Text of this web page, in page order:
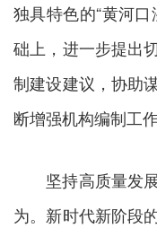
独具特色的“黄河
础上，进一步提出
制建设建议，协助
断增强机构编制工
坚持高质量发展
为。新时代新阶段